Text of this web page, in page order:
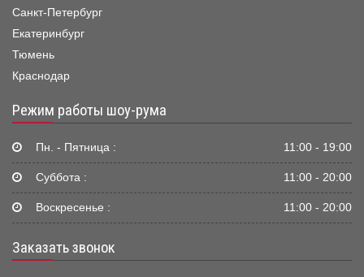
Санкт-Петербург
Екатеринбург
Тюмень
Краснодар
Режим работы шоу-рума
Пн. - Пятница : 11:00 - 19:00
Суббота : 11:00 - 20:00
Воскресенье : 11:00 - 20:00
Заказать звонок